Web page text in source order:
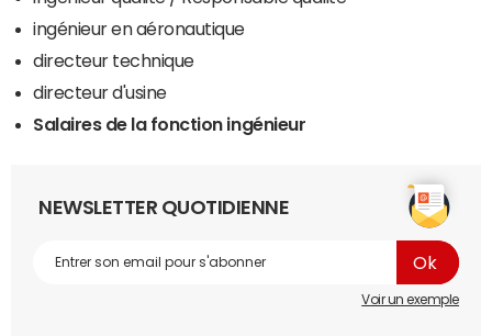
ingénieur en aéronautique
directeur technique
directeur d'usine
Salaires de la fonction ingénieur
NEWSLETTER QUOTIDIENNE
Voir un exemple